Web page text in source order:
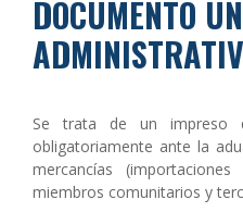
DOCUMENTO
Se trata de un impreso
obligatoriamente ante la
mercancías
miembros comunitarios y